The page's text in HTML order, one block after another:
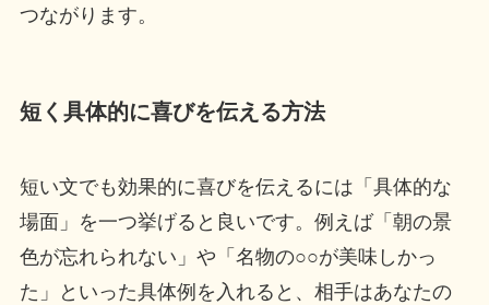
つながります。
短く具体的に喜びを伝える方法
短い文でも効果的に喜びを伝えるには「具体的な
場面」を一つ挙げると良いです。例えば「朝の景
色が忘れられない」や「名物の○○が美味しかっ
た」といった具体例を入れると、相手はあなたの